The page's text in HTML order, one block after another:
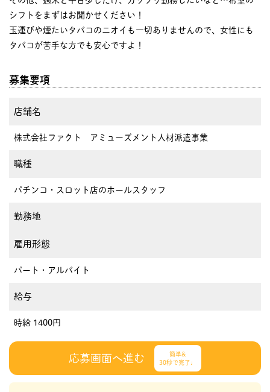
シフトをまずはお聞かせください！
玉運びや煙たいタバコのニオイも一切ありませんので、女性にも
タバコが苦手な方でも安心ですよ！
募集要項
店舗名
株式会社ファクト アミューズメント人材派遣事業
職種
パチンコ・スロット店のホールスタッフ
勤務地
雇用形態
パート・アルバイト
給与
時給 1400円
応募画面へ進む
簡単&
30秒で完了♩